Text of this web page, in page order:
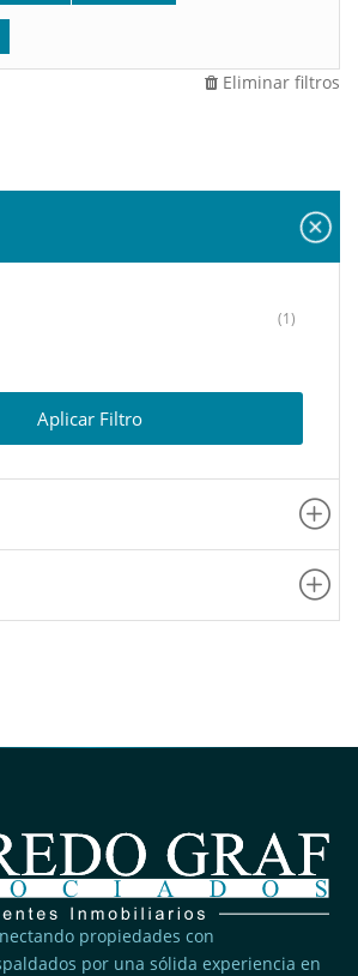
Eliminar filtros
(1)
Aplicar Filtro
propiedades con
por una sólida experiencia en